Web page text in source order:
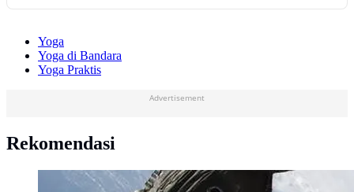
Yoga
Yoga di Bandara
Yoga Praktis
Advertisement
Rekomendasi